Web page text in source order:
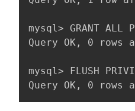
mysql> GRANT
Query OK, 0 rows
mysql> FLUSH
Query OK, 0 rows